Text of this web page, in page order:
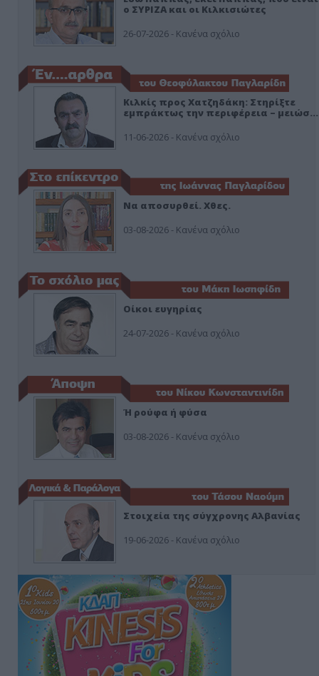
ο ΣΥΡΙΖΑ και οι Κιλκισιώτες
26-07-2026 - Κανένα σχόλιο
Κιλκίς προς Χατζηδάκη: Στηρίξτε
εμπράκτως την περιφέρεια – μειώσ…
11-06-2026 - Κανένα σχόλιο
Να αποσυρθεί. Χθες.
03-08-2026 - Κανένα σχόλιο
Οίκοι ευγηρίας
24-07-2026 - Κανένα σχόλιο
Ή ρούφα ή φύσα
03-08-2026 - Κανένα σχόλιο
Στοιχεία της σύγχρονης Αλβανίας
19-06-2026 - Κανένα σχόλιο